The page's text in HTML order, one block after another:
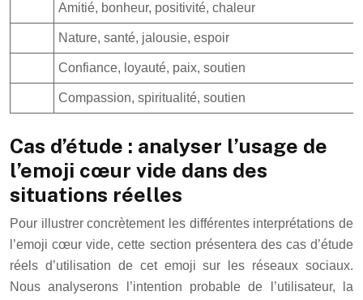
Amitié, bonheur, positivité, chaleur
Nature, santé, jalousie, espoir
Confiance, loyauté, paix, soutien
Compassion, spiritualité, soutien
Cas d’étude : analyser l’usage de
l’emoji cœur vide dans des
situations réelles
Pour illustrer concrètement les différentes interprétations de
l’emoji cœur vide, cette section présentera des cas d’étude
réels d’utilisation de cet emoji sur les réseaux sociaux.
Nous analyserons l’intention probable de l’utilisateur, la